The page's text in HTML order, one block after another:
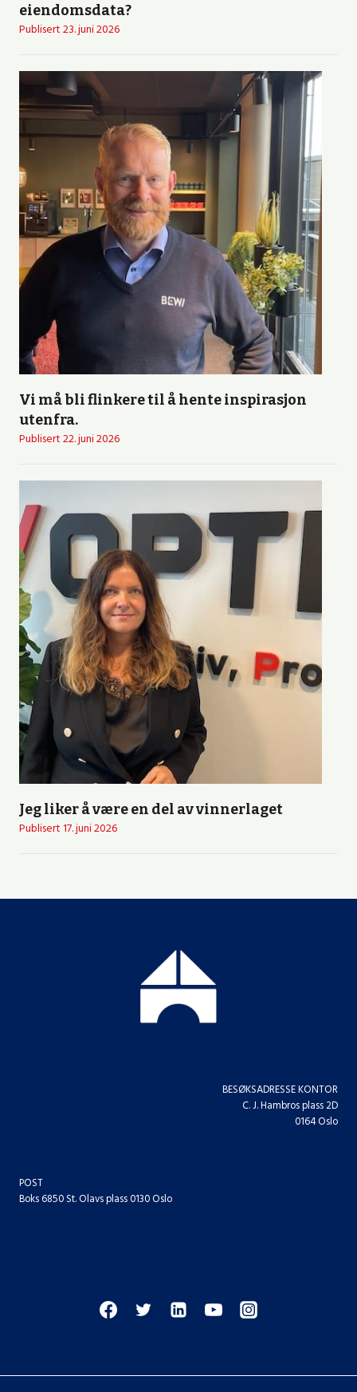
eiendomsdata?
Publisert23. juni 2026
Vi må bli flinkere til å hente inspirasjon
utenfra.
Publisert22. juni 2026
Jeg liker å være en del av vinnerlaget
Publisert17. juni 2026
BESØKSADRESSE KONTOR
C. J. Hambros plass 2D
0164 Oslo
POST
Boks 6850 St. Olavs plass 0130 Oslo